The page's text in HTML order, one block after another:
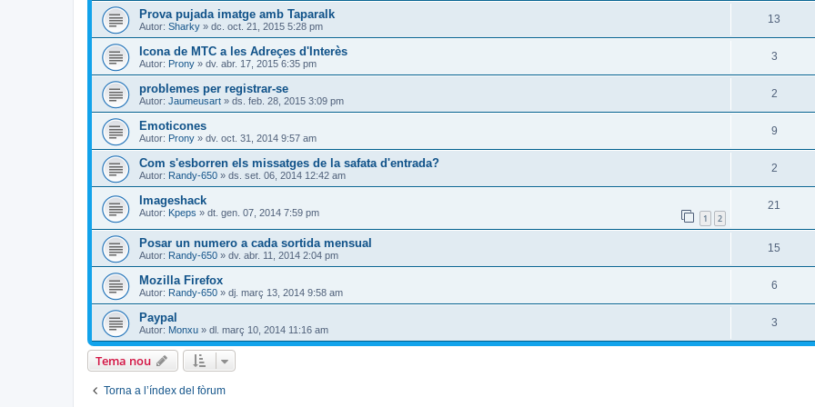
Prova pujada imatge amb Taparalk
Autor: Sharky » dc. oct. 21, 2015 5:28 pm
13
Icona de MTC a les Adreçes d'Interès
Autor: Prony » dv. abr. 17, 2015 6:35 pm
3
problemes per registrar-se
Autor: Jaumeusart » ds. feb. 28, 2015 3:09 pm
2
Emoticones
Autor: Prony » dv. oct. 31, 2014 9:57 am
9
Com s'esborren els missatges de la safata d'entrada?
Autor: Randy-650 » ds. set. 06, 2014 12:42 am
2
Imageshack
Autor: Kpeps » dt. gen. 07, 2014 7:59 pm 1 2
21
Posar un numero a cada sortida mensual
Autor: Randy-650 » dv. abr. 11, 2014 2:04 pm
15
Mozilla Firefox
Autor: Randy-650 » dj. març 13, 2014 9:58 am
6
Paypal
Autor: Monxu » dl. març 10, 2014 11:16 am
3
Tema nou
Torna a l’índex del fòrum